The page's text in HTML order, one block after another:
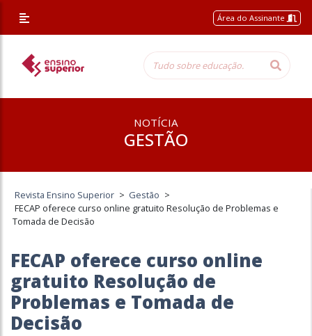
Área do Assinante
NOTÍCIA
GESTÃO
Revista Ensino Superior > Gestão >
FECAP oferece curso online gratuito Resolução de Problemas e
Tomada de Decisão
FECAP oferece curso online
gratuito Resolução de
Problemas e Tomada de
Decisão